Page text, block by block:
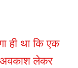
ही था कि एक
अवकाश लेकर